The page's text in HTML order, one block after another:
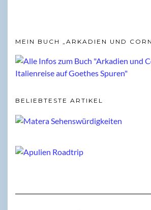
MEIN BUCH „ARKADIEN UND
BELIEBTESTE ARTIKEL